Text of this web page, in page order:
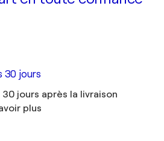
30 jours
jours après la livraison
plus